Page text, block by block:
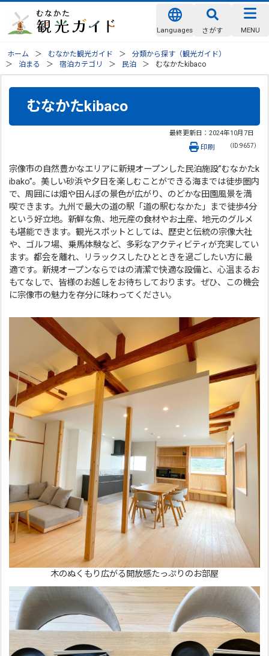
Languages さがす MENU
ホーム むなかた観光ガイド
分類から探す（観光ガイド）
泊まる
宿泊カテゴリ 民泊 むなかたkibaco
むなかたkibaco
最終更新日： 2024年10月7日
（ID:9657）
印刷
宗像市の自然豊かなエリアに新規オープンした民泊施設”むなかたk
ibako”。美しい砂浜や夕日を楽しむことができる海までは徒歩圏内
で、周囲には畑や田んぼの景色が広がり、のどかな田園風景を満
喫できます。九州で最大の道の駅「道の駅むなかた」まで徒歩4分
という好立地。新鮮な魚、地元産の食材やお土産、地元のグルメ
も堪能できます。観光スポットとしては、歴史と伝統の宗像大社
や、ゴルフ場、乗馬体験など、多彩なアクティビティが充実してい
ます。都会を離れ、リラックスしたひとときを過ごしたい方に最
適です。新規オープンならではの清潔で快適な設備と、心温まるお
もてなしで、皆様のお越しをお待ちしております。ぜひ、この機会
に宗像市の魅力を存分に味わってください。
木のぬくもり広がる開放感たっぷりのお部屋